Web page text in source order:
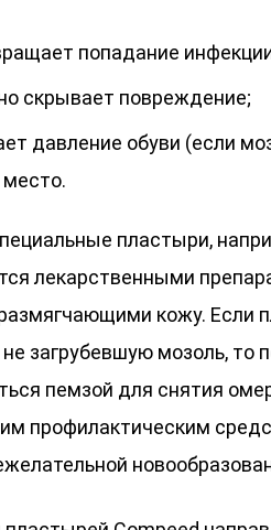
попадание
скрывает повреждение;
давление обуви (если
место.
пластыри,
лекарственными
кожу. Если
загрубевшую мозоль, то
пемзой для снятия
профилактическим